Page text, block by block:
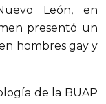
León, en
presentó un
hombres gay y
de la BUAP